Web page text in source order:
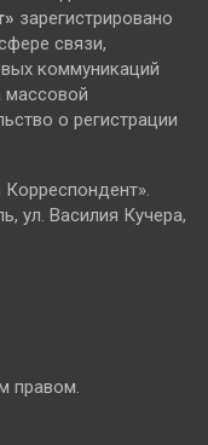
зарегистрировано
связи,
коммуникаций
массовой
о регистрации
ул. Василия Кучера,
правом.